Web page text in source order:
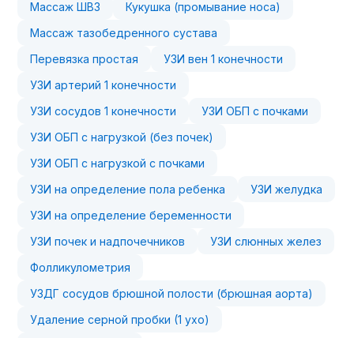
Массаж ШВЗ
Кукушка (промывание носа)
Массаж тазобедренного сустава
Перевязка простая
УЗИ вен 1 конечности
УЗИ артерий 1 конечности
УЗИ сосудов 1 конечности
УЗИ ОБП с почками
УЗИ ОБП с нагрузкой (без почек)
УЗИ ОБП с нагрузкой с почками
УЗИ на определение пола ребенка
УЗИ желудка
УЗИ на определение беременности
УЗИ почек и надпочечников
УЗИ слюнных желез
Фолликулометрия
УЗДГ сосудов брюшной полости (брюшная аорта)
Удаление серной пробки (1 ухо)